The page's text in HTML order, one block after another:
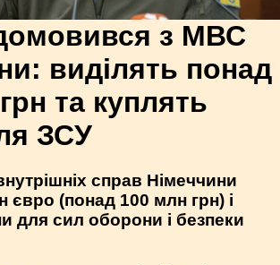
з МВС
виділять понад
та куплять
ЗСУ
справ Німеччини
євро (понад 100 млн грн) і
для сил оборони і безпеки